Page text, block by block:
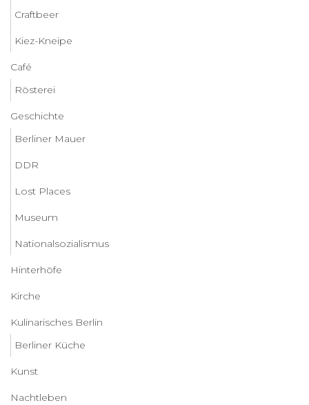
Craftbeer
Kiez-Kneipe
Café
Rösterei
Geschichte
Berliner Mauer
DDR
Lost Places
Museum
Nationalsozialismus
Hinterhöfe
Kirche
Kulinarisches Berlin
Berliner Küche
Kunst
Nachtleben